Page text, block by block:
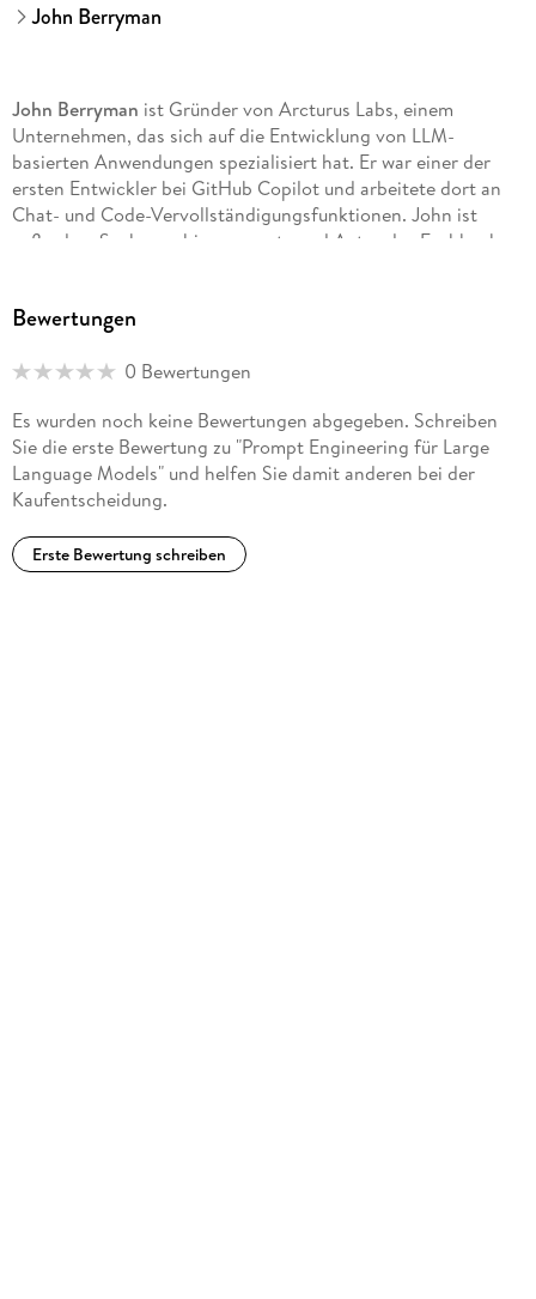
John Berryman
John Berryman ist Gründer von Arcturus Labs, einem
Unternehmen, das sich auf die Entwicklung von LLM-
basierten Anwendungen spezialisiert hat. Er war einer der
ersten Entwickler bei GitHub Copilot und arbeitete dort an
Chat- und Code-Vervollständigungsfunktionen. John ist
außerdem Suchmaschinenexperte und Autor des Fachbuchs
Cybersicherheitsunternehmen XBOW. Als einer der
Gründungsentwickler von GitHub Copilot, dem ersten
erfolgreichen LLM-Produkt im industriellen Maßstab, entwarf
er dessen Systeme für die Modellinteraktion und das Prompt
Bewertungen
0 Bewertungen
Es wurden noch keine Bewertungen abgegeben. Schreiben
Sie die erste Bewertung zu "Prompt Engineering für Large
Language Models" und helfen Sie damit anderen bei der
Kaufentscheidung.
Erste Bewertung schreiben